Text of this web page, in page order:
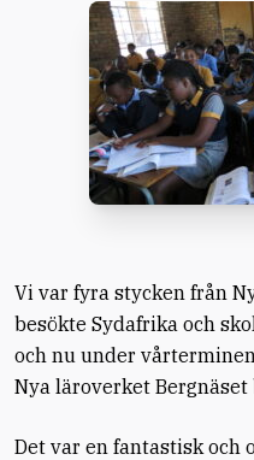
Vi var fyra stycken från
besökte Sydafrika och
och nu under
Nya läroverket Bergnäset
Det var en fantastisk och